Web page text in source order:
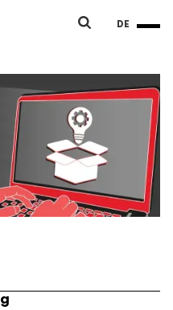
DE